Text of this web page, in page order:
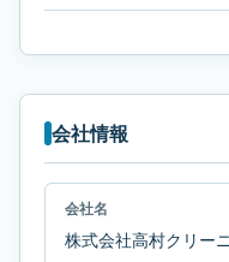
会社情報
会社名
株式会社高村クリー